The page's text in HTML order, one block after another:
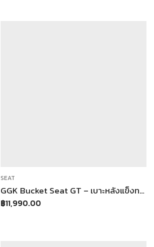
SEAT
GGK Bucket Seat GT – เบาะหลังแข็งทรงจีที
฿11,990.00